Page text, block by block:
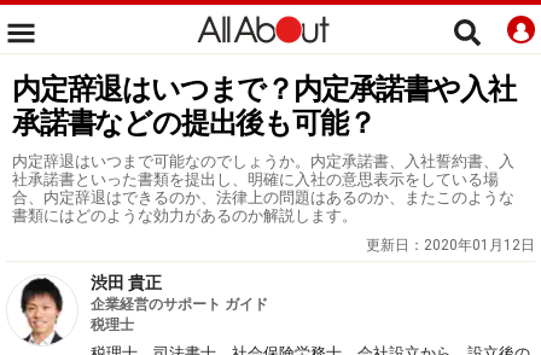
内定辞退はいつまで？内定承諾書や入社
承諾書などの提出後も可能？
内定辞退はいつまで可能なのでしょうか。内定承諾書、入社誓約書、入
社承諾書といった書類を提出し、明確に入社の意思表示をしている場
合、内定辞退はできるのか、法律上の問題はあるのか、またこのような
書類にはどのような効力があるのか解説します。
更新日： 2020年01月12日
渋田 貴正
企業経営のサポート ガイド
税理士